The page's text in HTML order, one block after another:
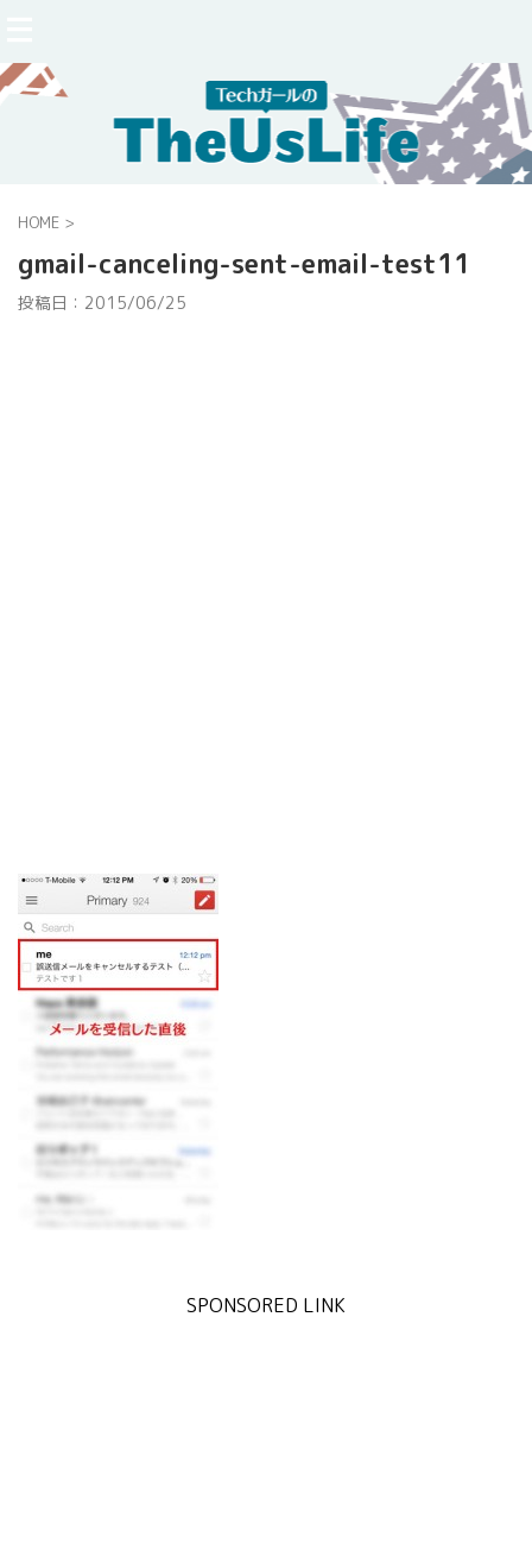
HOME >
gmail-canceling-sent-email-test11
投稿日： 2015/06/25
SPONSORED LINK